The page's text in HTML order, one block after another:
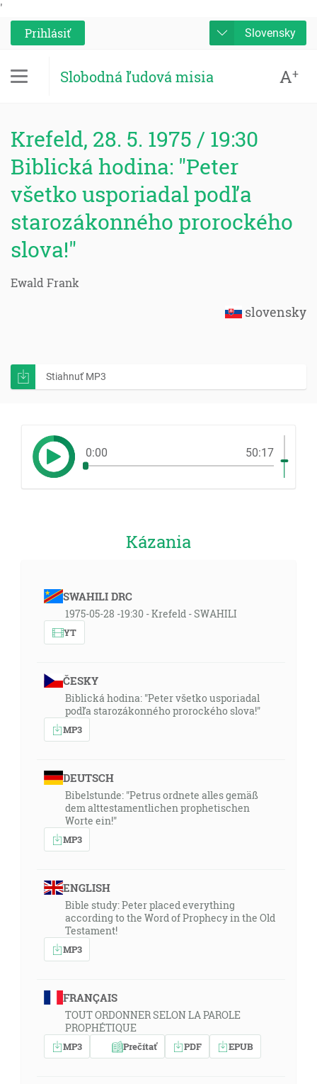
'
Prihlásiť
Slovensky
Slobodná ľudová misia A+
Krefeld, 28. 5. 1975 / 19:30
Biblická hodina: "Peter
všetko usporiadal podľa
starozákonného prorockého
slova!"
Ewald Frank
slovensky
Stiahnuť MP3
0:00 50:17
Kázania
SWAHILI DRC
1975-05-28 -19:30 - Krefeld - SWAHILI
YT
ČESKY
Biblická hodina: "Peter všetko usporiadal
podľa starozákonného prorockého slova!"
MP3
DEUTSCH
Bibelstunde: "Petrus ordnete alles gemäß
dem alttestamentlichen prophetischen
Worte ein!"
MP3
ENGLISH
Bible study: Peter placed everything
according to the Word of Prophecy in the Old
Testament!
MP3
FRANÇAIS
TOUT ORDONNER SELON LA PAROLE
PROPHÉTIQUE
MP3 Prečítať PDF EPUB